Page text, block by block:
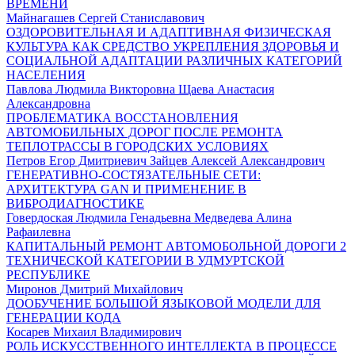
ВРЕМЕНИ
Майнагашев Сергей Станиславович
ОЗДОРОВИТЕЛЬНАЯ И АДАПТИВНАЯ ФИЗИЧЕСКАЯ
КУЛЬТУРА КАК СРЕДСТВО УКРЕПЛЕНИЯ ЗДОРОВЬЯ И
СОЦИАЛЬНОЙ АДАПТАЦИИ РАЗЛИЧНЫХ КАТЕГОРИЙ
НАСЕЛЕНИЯ
Павлова Людмила Викторовна Щаева Анастасия
Александровна
ПРОБЛЕМАТИКА ВОССТАНОВЛЕНИЯ
АВТОМОБИЛЬНЫХ ДОРОГ ПОСЛЕ РЕМОНТА
ТЕПЛОТРАССЫ В ГОРОДСКИХ УСЛОВИЯХ
Петров Егор Дмитриевич Зайцев Алексей Александрович
ГЕНЕРАТИВНО-СОСТЯЗАТЕЛЬНЫЕ СЕТИ:
АРХИТЕКТУРА GAN И ПРИМЕНЕНИЕ В
ВИБРОДИАГНОСТИКЕ
Говердоская Людмила Генадьевна Медведева Алина
Рафаилевна
КАПИТАЛЬНЫЙ РЕМОНТ АВТОМОБОЛЬНОЙ ДОРОГИ 2
ТЕХНИЧЕСКОЙ КАТЕГОРИИ В УДМУРТСКОЙ
РЕСПУБЛИКЕ
Миронов Дмитрий Михайлович
ДООБУЧЕНИЕ БОЛЬШОЙ ЯЗЫКОВОЙ МОДЕЛИ ДЛЯ
ГЕНЕРАЦИИ КОДА
Косарев Михаил Владимирович
РОЛЬ ИСКУССТВЕННОГО ИНТЕЛЛЕКТА В ПРОЦЕССЕ